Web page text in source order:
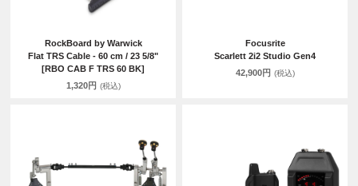
RockBoard by Warwick
Flat TRS Cable - 60 cm / 23 5/8"
[RBO CAB F TRS 60 BK]
1,320円 (税込)
Focusrite
Scarlett 2i2 Studio Gen4
42,900円 (税込)